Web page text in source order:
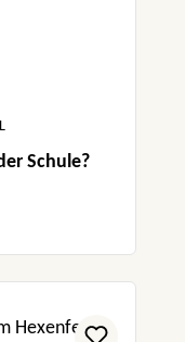
Schule?